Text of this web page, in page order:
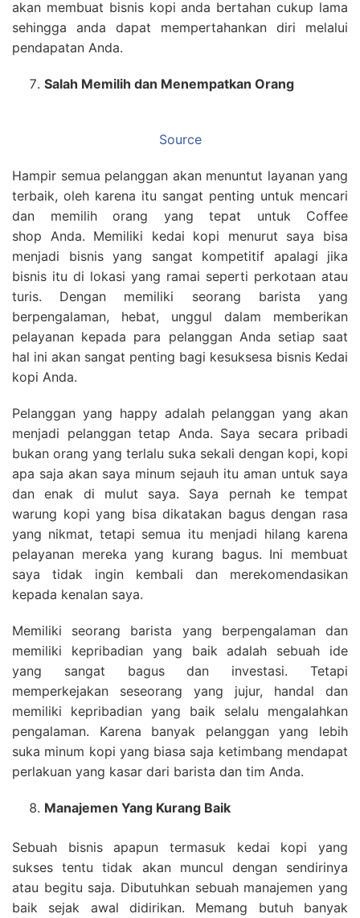
akan membuat bisnis kopi anda bertahan cukup lama
sehingga anda dapat mempertahankan diri melalui
pendapatan Anda.
Salah Memilih dan Menempatkan Orang
Source
Hampir semua pelanggan akan menuntut layanan yang
terbaik, oleh karena itu sangat penting untuk mencari
dan memilih orang yang tepat untuk Coffee
shop Anda. Memiliki kedai kopi menurut saya bisa
menjadi bisnis yang sangat kompetitif apalagi jika
bisnis itu di lokasi yang ramai seperti perkotaan atau
turis. Dengan memiliki seorang barista yang
berpengalaman, hebat, unggul dalam memberikan
pelayanan kepada para pelanggan Anda setiap saat
hal ini akan sangat penting bagi kesuksesa bisnis Kedai
kopi Anda.
Pelanggan yang happy adalah pelanggan yang akan
menjadi pelanggan tetap Anda. Saya secara pribadi
bukan orang yang terlalu suka sekali dengan kopi, kopi
apa saja akan saya minum sejauh itu aman untuk saya
dan enak di mulut saya. Saya pernah ke tempat
warung kopi yang bisa dikatakan bagus dengan rasa
yang nikmat, tetapi semua itu menjadi hilang karena
pelayanan mereka yang kurang bagus. Ini membuat
saya tidak ingin kembali dan merekomendasikan
kepada kenalan saya.
Memiliki seorang barista yang berpengalaman dan
memiliki kepribadian yang baik adalah sebuah ide
yang sangat bagus dan investasi. Tetapi
memperkejakan seseorang yang jujur, handal dan
memiliki kepribadian yang baik selalu mengalahkan
pengalaman. Karena banyak pelanggan yang lebih
suka minum kopi yang biasa saja ketimbang mendapat
perlakuan yang kasar dari barista dan tim Anda.
Manajemen Yang Kurang Baik
Sebuah bisnis apapun termasuk kedai kopi yang
sukses tentu tidak akan muncul dengan sendirinya
atau begitu saja. Dibutuhkan sebuah manajemen yang
baik sejak awal didirikan. Memang butuh banyak